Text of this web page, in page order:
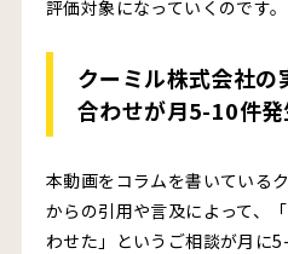
評価対象になっていくのです。
クーミル株式会社
合わせが月5-10件発
本動画をコラムを書いている
からの引用や言及によって、
わせた」というご相談が月に